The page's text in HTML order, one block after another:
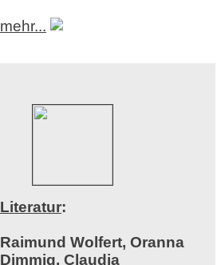
mehr...
Literatur:
Raimund Wolfert, Oranna
Dimmig, Claudia